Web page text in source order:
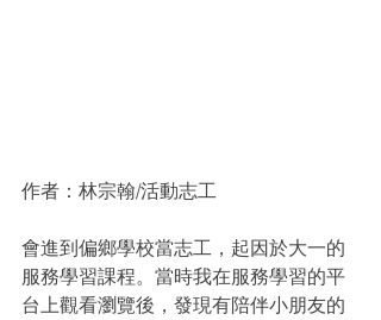
作者：林宗翰/活動志工
會進到偏鄉學校當志工，起因於大一的
服務學習課程。當時我在服務學習的平
台上觀看瀏覽後，發現有陪伴小朋友的